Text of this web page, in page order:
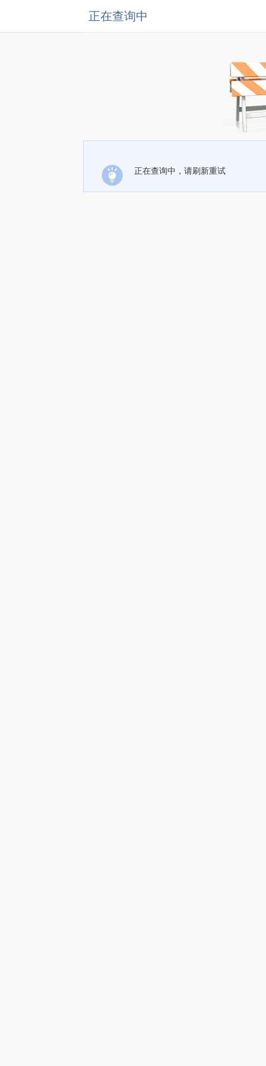
正在查询中
正在查询中，请刷新重试